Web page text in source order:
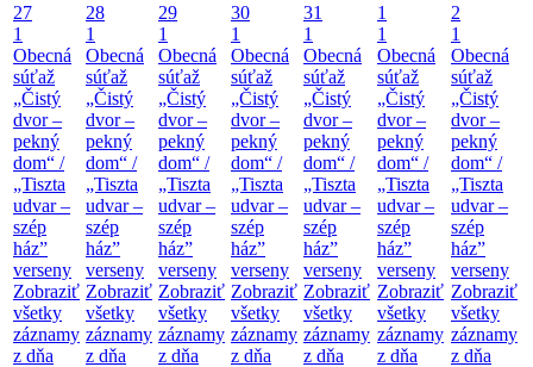
27
1
Obecná
súťaž
„Čistý
dvor –
pekný
dom“ /
„Tiszta
udvar –
szép
ház”
verseny
Zobraziť
všetky
záznamy
z dňa
28
1
Obecná
súťaž
„Čistý
dvor –
pekný
dom“ /
„Tiszta
udvar –
szép
ház”
verseny
Zobraziť
všetky
záznamy
z dňa
29
1
Obecná
súťaž
„Čistý
dvor –
pekný
dom“ /
„Tiszta
udvar –
szép
ház”
verseny
Zobraziť
všetky
záznamy
z dňa
30
1
Obecná
súťaž
„Čistý
dvor –
pekný
dom“ /
„Tiszta
udvar –
szép
ház”
verseny
Zobraziť
všetky
záznamy
z dňa
31
1
Obecná
súťaž
„Čistý
dvor –
pekný
dom“ /
„Tiszta
udvar –
szép
ház”
verseny
Zobraziť
všetky
záznamy
z dňa
1
1
Obecná
súťaž
„Čistý
dvor –
pekný
dom“ /
„Tiszta
udvar –
szép
ház”
verseny
Zobraziť
všetky
záznamy
z dňa
2
1
Obecná
súťaž
„Čistý
dvor –
pekný
dom“ /
„Tiszta
udvar –
szép
ház”
verseny
Zobraziť
všetky
záznamy
z dňa